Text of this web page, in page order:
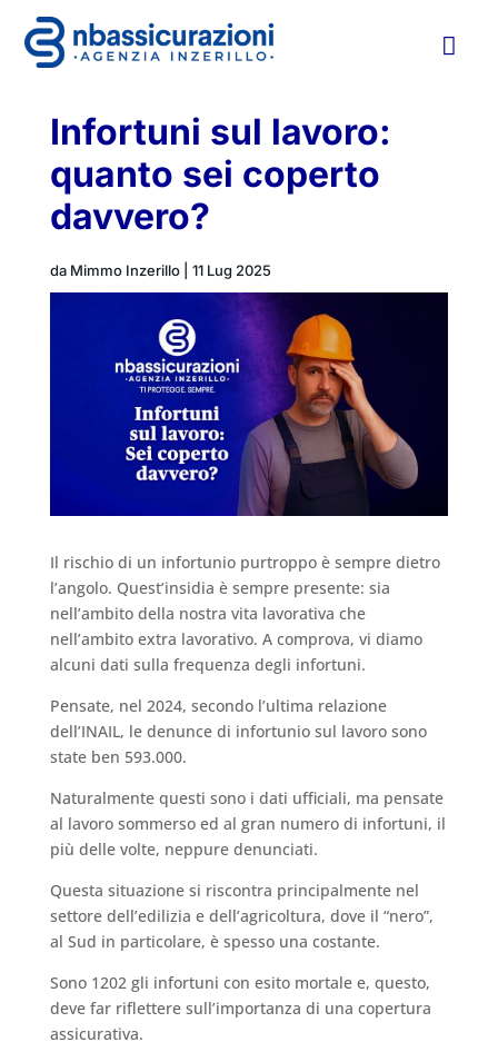

Infortuni sul lavoro:
quanto sei coperto
davvero?
da Mimmo Inzerillo| 11 Lug 2025
Il rischio di un infortunio purtroppo è sempre dietro
l’angolo. Quest’insidia è sempre presente: sia
nell’ambito della nostra vita lavorativa che
nell’ambito extra lavorativo. A comprova, vi diamo
alcuni dati sulla frequenza degli infortuni.
Pensate, nel 2024, secondo l’ultima relazione
dell’INAIL, le denunce di infortunio sul lavoro sono
state ben 593.000.
Naturalmente questi sono i dati ufficiali, ma pensate
al lavoro sommerso ed al gran numero di infortuni, il
più delle volte, neppure denunciati.
Questa situazione si riscontra principalmente nel
settore dell’edilizia e dell’agricoltura, dove il “nero”,
al Sud in particolare, è spesso una costante.
Sono 1202 gli infortuni con esito mortale e, questo,
deve far riflettere sull’importanza di una copertura
assicurativa.